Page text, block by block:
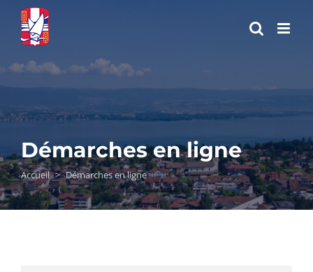
Passer
contenu
Démarches en ligne
Accueil > Démarches en ligne